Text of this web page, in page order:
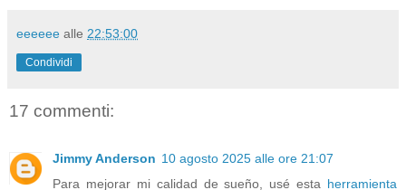
eeeeee alle 22:53:00
Condividi
17 commenti:
Jimmy Anderson 10 agosto 2025 alle ore 21:07
Para mejorar mi calidad de sueño, usé esta herramienta